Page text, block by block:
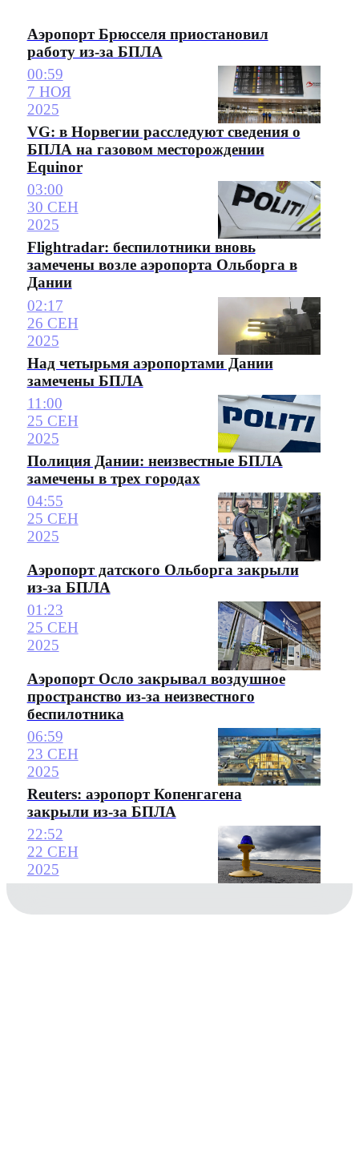
Аэропорт Брюсселя приостановил
работу из-за БПЛА
00:59
7 НОЯ
2025
VG: в Норвегии расследуют сведения о
БПЛА на газовом месторождении
Equinor
03:00
30 СЕН
2025
Flightradar: беспилотники вновь
замечены возле аэропорта Ольборга в
Дании
02:17
26 СЕН
2025
Над четырьмя аэропортами Дании
замечены БПЛА
11:00
25 СЕН
2025
Полиция Дании: неизвестные БПЛА
замечены в трех городах
04:55
25 СЕН
2025
Аэропорт датского Ольборга закрыли
из-за БПЛА
01:23
25 СЕН
2025
Аэропорт Осло закрывал воздушное
пространство из-за неизвестного
беспилотника
06:59
23 СЕН
2025
Reuters: аэропорт Копенгагена
закрыли из-за БПЛА
22:52
22 СЕН
2025